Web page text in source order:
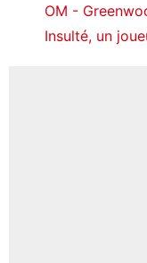
OM -
Insulté, un